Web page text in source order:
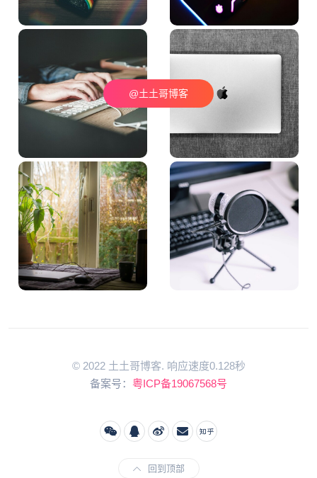
@土土哥博客
© 2022 土土哥博客. 响应速度0.128秒
备案号： 粤ICP备19067568号
回到顶部